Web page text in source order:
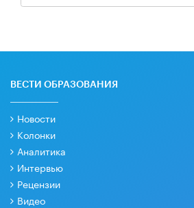
ВЕСТИ ОБРАЗОВАНИЯ
Новости
Колонки
Аналитика
Интервью
Рецензии
Видео